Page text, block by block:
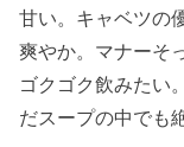
甘い。キャベツの
爽やか。マナーそ
ゴクゴク飲みたい
だスープの中でも